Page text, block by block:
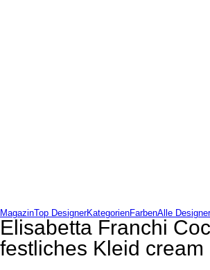
MagazinTop DesignerKategorienFarbenAlle Designer
Elisabetta Franchi
festliches Kleid cream